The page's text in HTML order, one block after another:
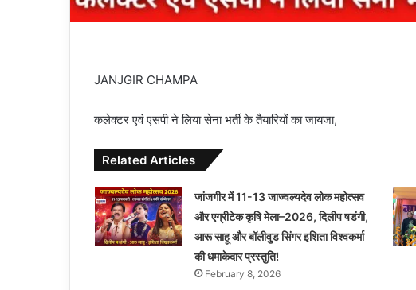
JANJGIR CHAMPA
कलेक्टर एवं एसपी ने लिया सेना भर्ती के तैयारियों का जायजा,
Related Articles
जांजगीर में 11-13 जाज्वल्यदेव लोक महोत्सव
और एग्रीटेक कृषि मेला–2026, दिलीप षडंगी,
आरू साहू और बॉलीवुड सिंगर इशिता विश्वकर्मा
की धमाकेदार प्रस्तुति!
February 8, 2026